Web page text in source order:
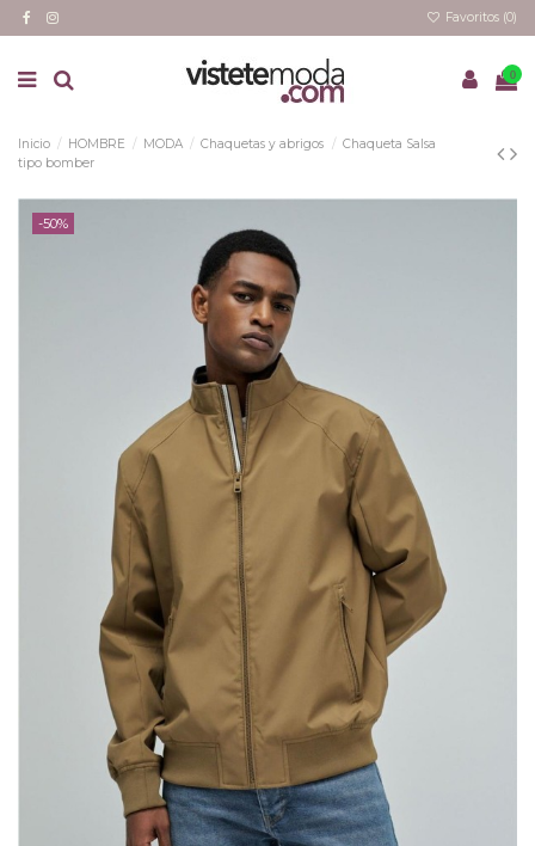
Favoritos (0)
0
Inicio HOMBRE MODA Chaquetas y abrigos
Chaqueta Salsa
tipo bomber
-50%